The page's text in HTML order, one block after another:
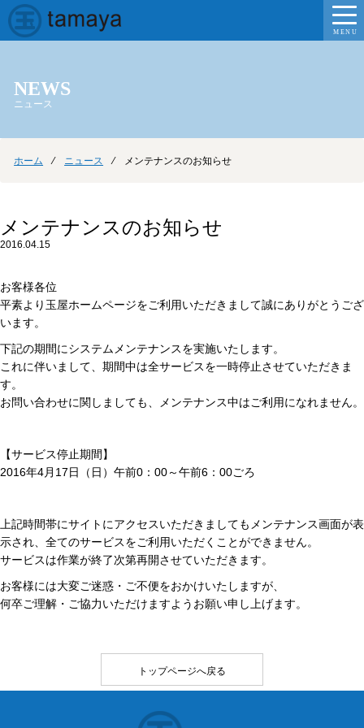
MENU
NEWS
ニュース
ホーム ⁄ ニュース ⁄ メンテナンスのお知らせ
メンテナンスのお知らせ
2016.04.15
お客様各位
平素より玉屋ホームページをご利用いただきまして誠にありがとうござ
います。
下記の期間にシステムメンテナンスを実施いたします。
これに伴いまして、期間中は全サービスを一時停止させていただきま
す。
お問い合わせに関しましても、メンテナンス中はご利用になれません。
【サービス停止期間】
2016年4月17日（日）午前0：00～午前6：00ごろ
上記時間帯にサイトにアクセスいただきましてもメンテナンス画面が表
示され、全てのサービスをご利用いただくことができません。
サービスは作業が終了次第再開させていただきます。
お客様には大変ご迷惑・ご不便をおかけいたしますが、
何卒ご理解・ご協力いただけますようお願い申し上げます。
トップページへ戻る